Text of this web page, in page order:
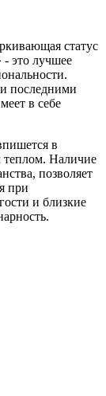
статус
- это лучшее
последними
в себе
в
теплом. Наличие
позволяет
при
и близкие